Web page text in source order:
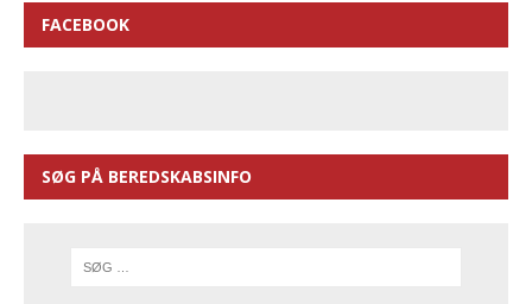
FACEBOOK
SØG PÅ BEREDSKABSINFO